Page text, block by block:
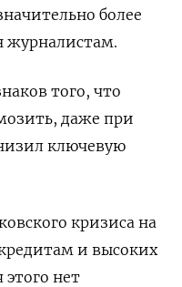
более
журналистам.
того, что
даже при
ключевую
кризиса на
и высоких
этого нет